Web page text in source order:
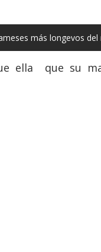
más longevos
ella que su